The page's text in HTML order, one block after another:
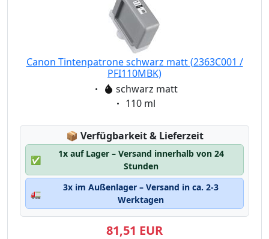
Canon Tintenpatrone schwarz matt (2363C001 /
PFI110MBK)
Eigenschaft:
schwarz matt
Eigenschaft:
110 ml
📦 Lagerstatus:
Verfügbarkeit & Lieferzeit
✅
1x auf Lager – Versand innerhalb von 24
Stunden
🚛
3x im Außenlager – Versand in ca. 2-3
Werktagen
81,51 EUR